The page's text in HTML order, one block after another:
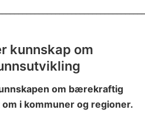
kunnskap om
om bærekraftig
i kommuner og regioner.